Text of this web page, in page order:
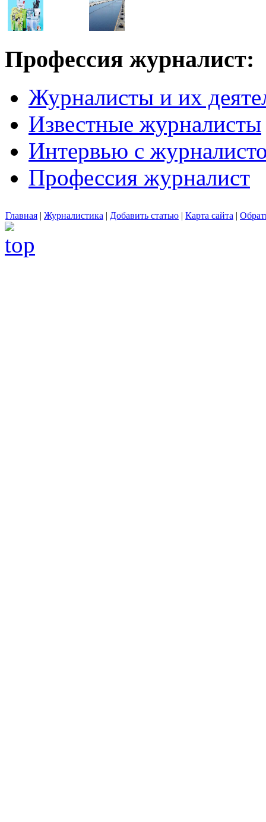
Профессия журналист:
Журналисты и их
Известные журналисты
Интервью с
Профессия журналист
Главная | Журналистика | Добавить статью | Карта сайта |